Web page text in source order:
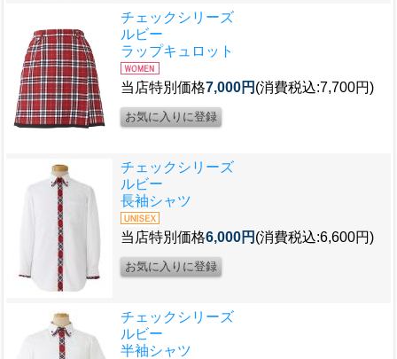
チェックシリーズ
ルビー
ラップキュロット
当店特別価格7,000円 (消費税込:7,700円)
チェックシリーズ
ルビー
長袖シャツ
当店特別価格6,000円 (消費税込:6,600円)
チェックシリーズ
ルビー
半袖シャツ